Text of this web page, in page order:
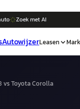
Zoek met AI
AutowijzerLeasen
vsToyota Corolla